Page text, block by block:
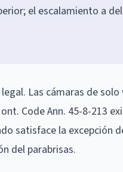
el escalamiento a
Las cámaras de
Code Ann. 45-8-213
satisface la
del parabrisas.